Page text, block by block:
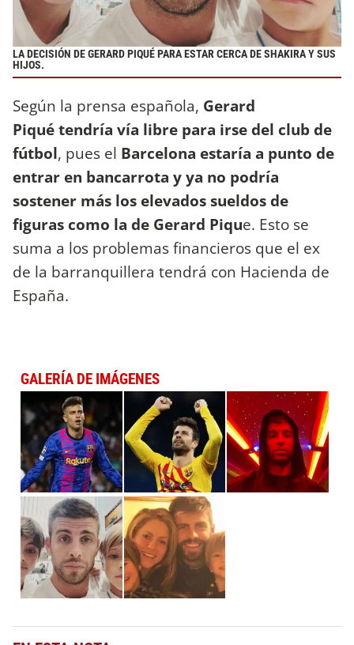
LA DECISIÓN DE GERARD PIQUÉ PARA ESTAR CERCA DE SHAKIRA Y SUS
HIJOS.
Según la prensa española, Gerard
Piquétendría vía libre para irse del club de
fútbol, pues el Barcelona estaría a punto de
entrar en bancarrota y ya no podría
sostener más los elevados sueldos de
figuras como la de Gerard Pique. Esto se
suma a los problemas financieros que el ex
de la barranquillera tendrá con Hacienda de
España.
GALERÍA DE IMÁGENES